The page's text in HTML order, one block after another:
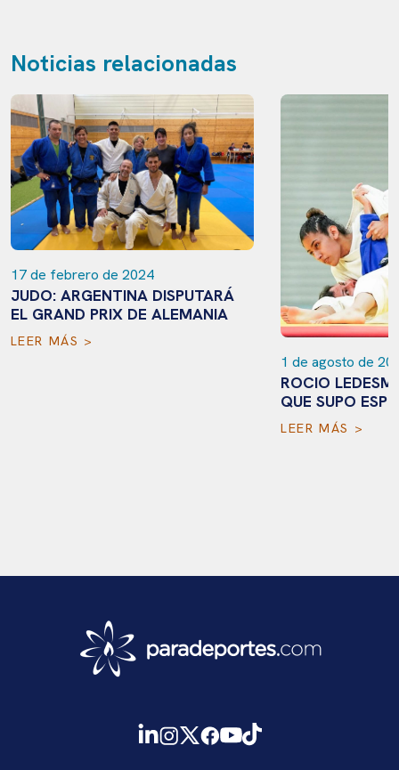
Noticias relacionadas
17 de febrero de 2024
JUDO: ARGENTINA DISPUTARÁ
EL GRAND PRIX DE ALEMANIA
LEER MÁS >
1 de agosto de
ROCIO
QUE SUPO
LEER MÁS >